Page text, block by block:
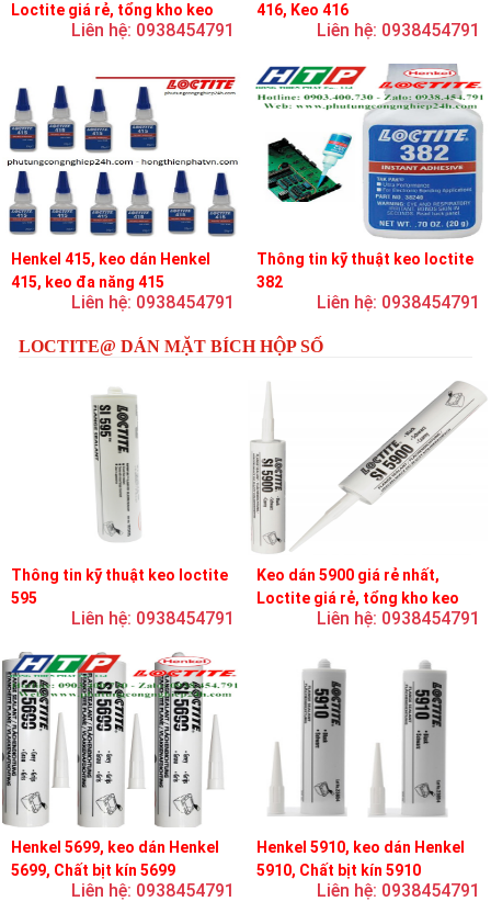
Loctite giá rẻ, tổng kho keo
Liên hệ: 0938454791
416, Keo 416
Liên hệ: 0938454791
Henkel 415, keo dán Henkel
415, keo đa năng 415
Liên hệ: 0938454791
Thông tin kỹ thuật keo loctite
382
Liên hệ: 0938454791
LOCTITE@ DÁN MẶT BÍCH HỘP SỐ
Thông tin kỹ thuật keo loctite
595
Liên hệ: 0938454791
Keo dán 5900 giá rẻ nhất,
Loctite giá rẻ, tổng kho keo
Liên hệ: 0938454791
Henkel 5699, keo dán Henkel
5699, Chất bịt kín 5699
Liên hệ: 0938454791
Henkel 5910, keo dán Henkel
5910, Chất bịt kín 5910
Liên hệ: 0938454791